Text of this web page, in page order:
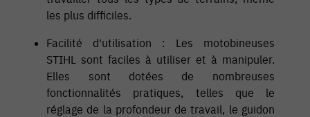
les plus difficiles.
Facilité d'utilisation : Les motobineuses
STIHL sont faciles à utiliser et à manipuler.
Elles sont dotées de nombreuses
fonctionnalités pratiques, telles que le
réglage de la profondeur de travail, le guidon